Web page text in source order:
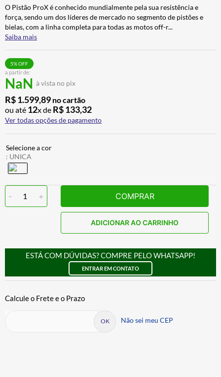
O Pistão ProX é conhecido mundialmente pela sua resistência e
força, sendo um dos líderes de mercado no segmento de pistões e
bielas, com a linha completa para todas as motos off-r...
Saiba mais
a partir de:
NaN à vista no pix
5% OFF
R$1.599,89 no cartão
ou até 12x de R$133,32
Ver todas opções de pagamento
: UNICA
- 1 + COMPRAR
ADICIONAR AO CARRINHO
ESTÁ COM DÚVIDAS? COMPRE PELO WHATSAPP!
ENTRAR EM CONTATO
Não sei meu CEP
7º CALÇA
8 º ALPINESTAR
9º AIROH
10º